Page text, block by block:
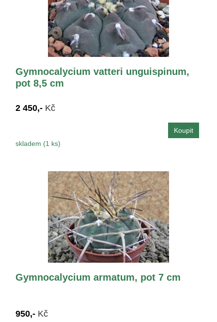
Gymnocalycium vatteri unguispinum,
pot 8,5 cm
2 450,- Kč
skladem (1 ks)
Gymnocalycium armatum, pot 7 cm
950,- Kč